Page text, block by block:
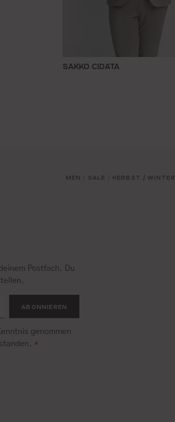
SAKKO CIDATA
MEN SALE HERBST / WINTER
Postfach. Du
ABONNIEREN
genommen
*